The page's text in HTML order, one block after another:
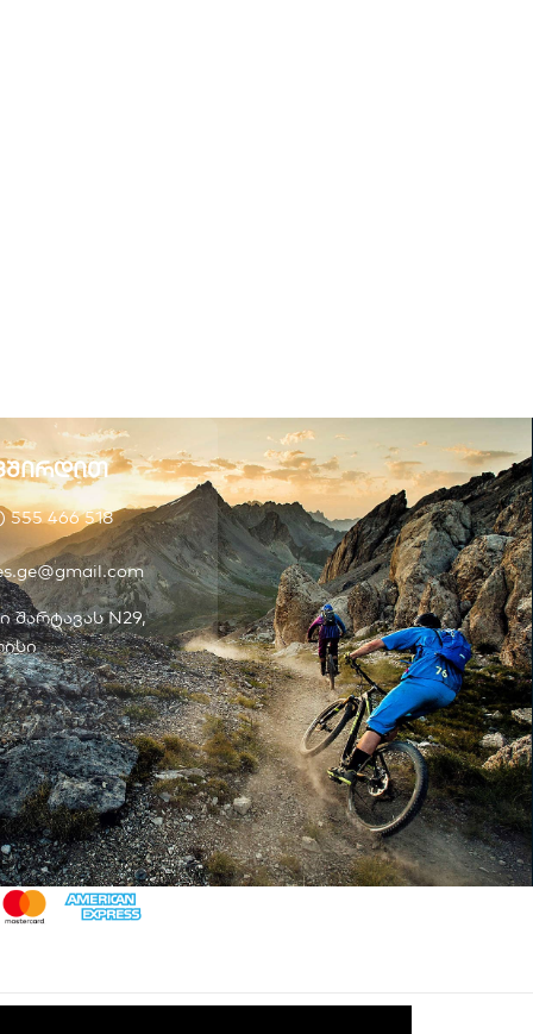
555 466 518
შარტავას N29,